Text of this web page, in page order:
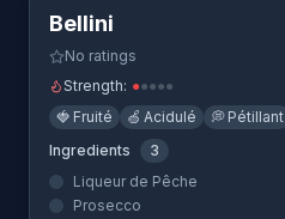
Bellini
No ratings
Strength: ●●●●●
🍓 Fruité 🍏 Acidulé 💭 Pétillant
Ingredients
3
Liqueur de Pêche
Prosecco